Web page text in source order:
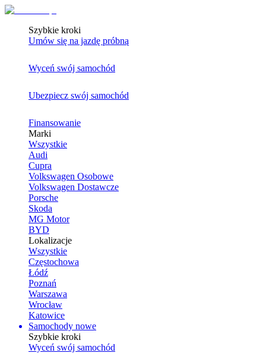
Szybkie kroki
Umów się na jazdę próbną
Wyceń swój samochód
Ubezpiecz swój samochód
Finansowanie
Marki
Wszystkie
Audi
Cupra
Volkswagen Osobowe
Volkswagen Dostawcze
Porsche
Skoda
MG Motor
BYD
Lokalizacje
Wszystkie
Częstochowa
Łódź
Poznań
Warszawa
Wrocław
Katowice
Samochody nowe
Szybkie kroki
Wyceń swój samochód